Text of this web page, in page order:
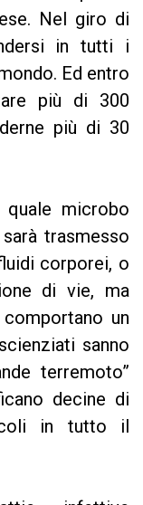
Nel giro di
in tutti i
Ed entro
più di 300
più di 30
quale microbo
trasmesso
corporei, o
di vie, ma
un
sanno
terremoto”
decine di
in tutto il